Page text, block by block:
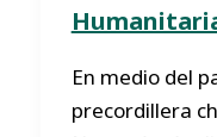
En medio del
precordillera